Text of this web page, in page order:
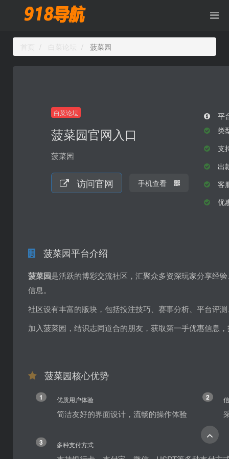
白菜论坛 菠菜园
白菜论坛
菠菜园官网入口
菠菜园
访问官网 手机查看
平
类
支
出
客
优
菠菜园平台介绍
菠菜园是活跃的博彩交流社区，汇聚众多资深玩家分享经
信息。
社区设有丰富的版块，包括投注技巧、赛事分析、平台评
加入菠菜园，结识志同道合的朋友，获取第一手优惠信息
菠菜园核心优势
1 优质用户体验
简洁友好的界面设计，流畅的操作体验
2
3 多种支付方式